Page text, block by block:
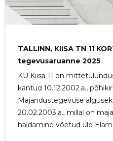
TALLINN, KIISA TN 11
tegevusaruanne 2025
KÜ Kiisa 11 on
kantud 10.12.2002.a.,
Majandustegevuse
20.02.2003.a., millal on
haldamine võetud üle